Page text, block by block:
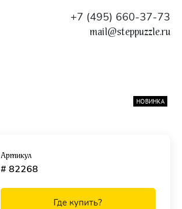
+7 (495) 660-37-73
mail@steppuzzle.ru
НОВИНКА
Артикул
# 82268
Где купить?